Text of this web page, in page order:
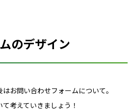
ムのデザイン
お問い合わせフォームについて。
考えていきましょう！